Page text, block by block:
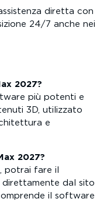
diretta con
24/7 anche nei
2027?
più potenti e
3D, utilizzato
e
2027?
potrai fare il
dal sito
il software